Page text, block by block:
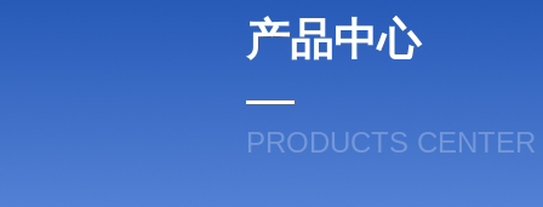
产品中心
PRODUCTS CENTER